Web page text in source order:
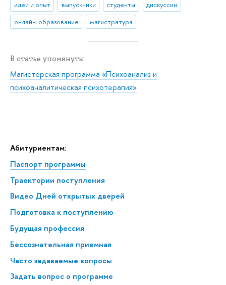
Абитуриентам:
Паспорт программы
Траектории поступления
Видео Дней открытых дверей
Подготовка к поступлению
Будущая профессия
Бессознательная приемная
Часто задаваемые вопросы
Задать вопрос о программе
идеи и опыт выпускники студенты
дискуссии
онлайн-образование
магистратура
В статье упомянуты
Магистерская программа «Психоанализ и
психоаналитическая психотерапия»